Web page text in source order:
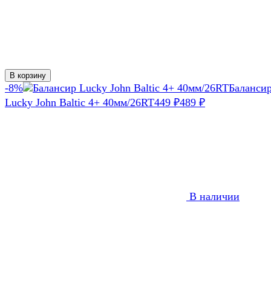
В корзину
-8%
Lucky John Baltic 4+ 40мм/26RT449 ₽489 ₽
В наличии